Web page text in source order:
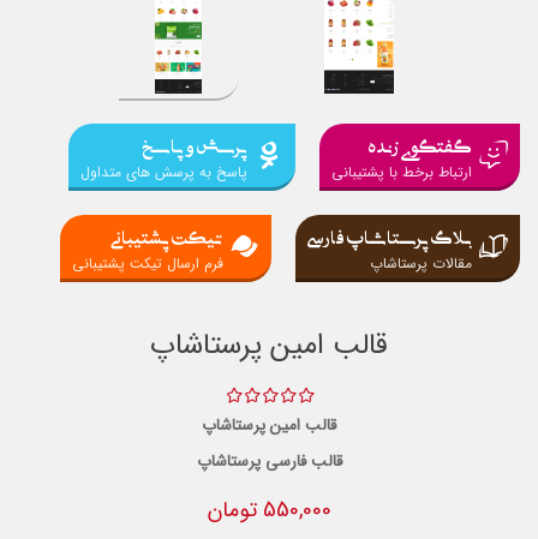
گفتگوی زنده
ارتباط برخط با پشتیبانی
پرسش و پاسخ
پاسخ به پرسش های متداول
بلاگ پرستاشاپ فارسی
مقالات پرستاشاپ
تیکت پشتیبانی
فرم ارسال تیکت پشتیبانی
قالب امین پرستاشاپ
قالب امین پرستاشاپ
قالب فارسی پرستاشاپ
550,000 تومان